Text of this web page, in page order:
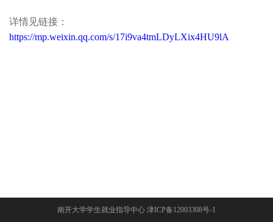
详情见链接：
https://mp.weixin.qq.com/s/17i9va4tmLDyLXix4HU9lA
南开大学学生就业指导中心 津ICP备12003308号-1